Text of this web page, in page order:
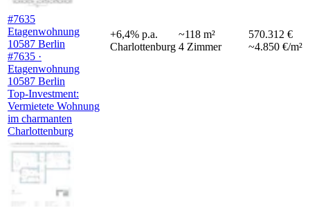
#7635
Etagenwohnung
10587 Berlin
#7635 ·
Etagenwohnung
10587 Berlin
Top-Investment:
Vermietete Wohnung
im charmanten
Charlottenburg
+6,4% p.a.
Charlottenburg
~118 m²
4 Zimmer
570.312 €
~4.850 €/m²